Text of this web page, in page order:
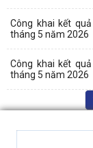
Công khai kết
tháng 5 năm 2026
Công khai kết
tháng 5 năm 2026